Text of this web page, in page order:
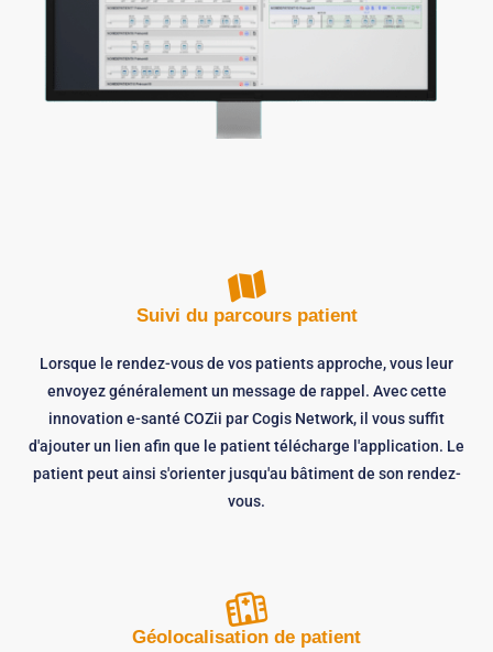
Suivi du parcours patient
Lorsque le rendez-vous de vos patients approche, vous leur
envoyez généralement un message de rappel. Avec cette
innovation e-santé COZii par Cogis Network, il vous suffit
d'ajouter un lien afin que le patient télécharge l'application. Le
patient peut ainsi s'orienter jusqu'au bâtiment de son rendez-
vous.
Géolocalisation de patient